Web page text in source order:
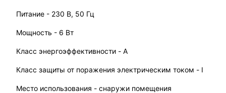
Питание - 230 В, 50 Гц
Мощность - 6 Вт
Класс энергоэффективности - A
Класс защиты от поражения электрическим током - I
Место использования - снаружи помещения